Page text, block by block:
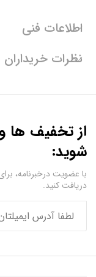
اطلاعات فنی
نظرات خریداران
از تخفیف ها
شوید:
دریافت کنید.